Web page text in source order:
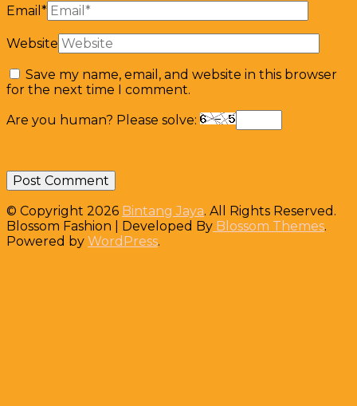
Email *
Website
Save my name, email, and website in this browser
for the next time I comment.
Are you human? Please solve:
© Copyright 2026 Bintang Jaya. All Rights Reserved.
Blossom Fashion | Developed By Blossom Themes.
Powered by WordPress.